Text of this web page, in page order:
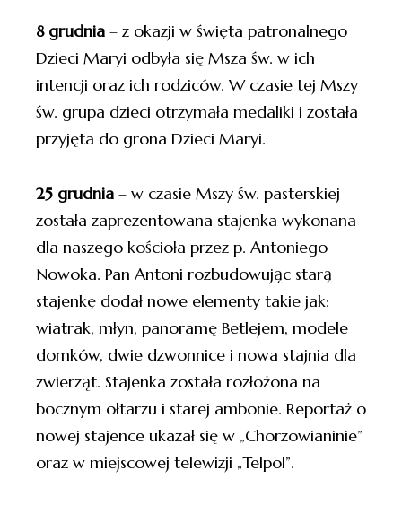
8 grudnia – z okazji w święta patronalnego
Dzieci Maryi odbyła się Msza św. w ich
intencji oraz ich rodziców. W czasie tej Mszy
św. grupa dzieci otrzymała medaliki i została
przyjęta do grona Dzieci Maryi.
25 grudnia – w czasie Mszy św. pasterskiej
została zaprezentowana stajenka wykonana
dla naszego kościoła przez p. Antoniego
Nowoka. Pan Antoni rozbudowując starą
stajenkę dodał nowe elementy takie jak:
wiatrak, młyn, panoramę Betlejem, modele
domków, dwie dzwonnice i nowa stajnia dla
zwierząt. Stajenka została rozłożona na
bocznym ołtarzu i starej ambonie. Reportaż o
nowej stajence ukazał się w „Chorzowianinie”
oraz w miejscowej telewizji „Telpol”.